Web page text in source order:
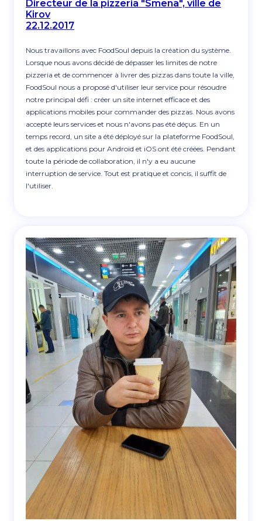
Directeur de la pizzeria "Smena", ville de
Kirov
22.12.2017
Nous travaillons avec FoodSoul depuis la création du système.
Lorsque nous avons décidé de dépasser les limites de notre
pizzeria et de commencer à livrer des pizzas dans toute la ville,
FoodSoul nous a proposé d'utiliser leur service pour résoudre
notre principal défi : créer un site internet efficace et des
applications mobiles pour commander des pizzas. Nous avons
accepté leurs services et nous n'avons pas été déçus. En un
temps record, un site a été déployé sur la plateforme FoodSoul,
et des applications pour Android et iOS ont été créées. Pendant
toute la période de collaboration, il n'y a eu aucune
interruption de service. Tout est pratique et concis, il suffit de
l'utiliser.